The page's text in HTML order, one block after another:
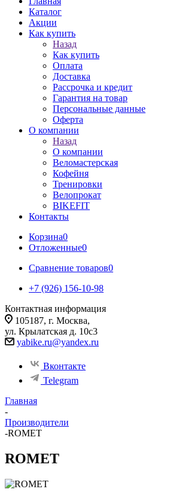
Каталог
Акции
Как купить
Назад
Как купить
Оплата
Доставка
Рассрочка и кредит
Гарантия на товар
Персональные данные
Оферта
О компании
Назад
О компании
Веломастерская
Кофейня
Тренировки
Велопрокат
BIKEFIT
Контакты
Корзина0
Отложенные0
Сравнение товаров0
+7 (926) 156-10-98
Контактная информация
105187, г. Москва,
ул. Крылатская д. 10с3
yabike.ru@yandex.ru
Вконтакте
Telegram
Главная
-
Производители
-ROMET
ROMET